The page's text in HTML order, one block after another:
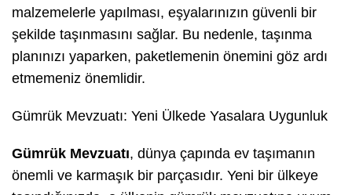
malzemelerle yapılması, eşyalarınızın güvenli bir
şekilde taşınmasını sağlar. Bu nedenle, taşınma
planınızı yaparken, paketlemenin önemini göz ardı
etmemeniz önemlidir.
Gümrük Mevzuatı: Yeni Ülkede Yasalara Uygunluk
Gümrük Mevzuatı, dünya çapında ev taşımanın
önemli ve karmaşık bir parçasıdır. Yeni bir ülkeye